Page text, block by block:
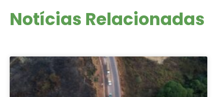
Notícias Relacionadas